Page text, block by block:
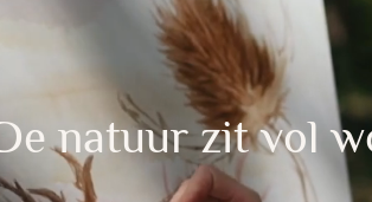
natuur zit vol